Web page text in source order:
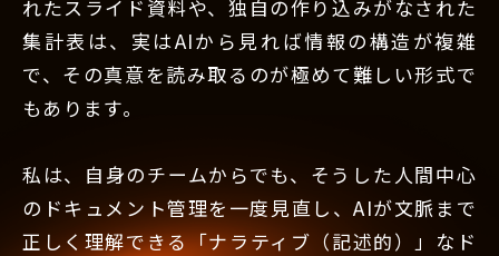
れたスライド資料や、独自の作り込みがなされた
集計表は、実はAIから見れば情報の構造が複雑
で、その真意を読み取るのが極めて難しい形式で
もあります。
私は、自身のチームからでも、そうした人間中心
のドキュメント管理を一度見直し、AIが文脈まで
正しく理解できる「ナラティブ（記述的）」なド